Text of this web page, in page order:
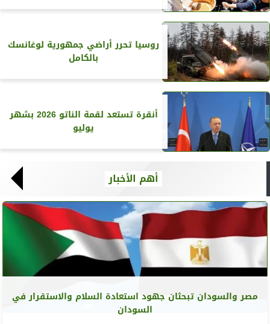
روسيا تحرر أراضي جمهورية لوغانسك
بالكامل
أنقرة تستعد لقمة الناتو 2026 بشهر
يوليو
أهم الأخبار
مصر والسودان تبحثان جهود استعادة السلام والاستقرار في
السودان